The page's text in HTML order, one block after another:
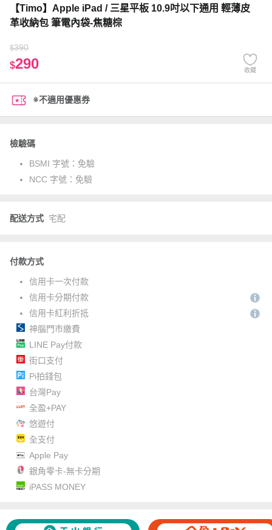
【Timo】Apple iPad / 三星平板 10.9吋以下通用 輕薄皮
革收納包 筆電內袋-焦糖棕
$390
$290 收藏
※不適用優惠券
檢驗碼
BSMI 字號： 免驗
NCC 字號： 免驗
配送方式 宅配
付款方式
信用卡一次付款
信用卡分期付款
信用卡紅利折抵
神腦門市繳費
LINE Pay付款
街口支付
Pi拍錢包
台灣Pay
全盈+PAY
悠遊付
全支付
Apple Pay
銀角零卡-無卡分期
iPASS MONEY